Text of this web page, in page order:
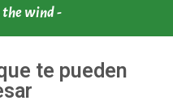
the wind -
te pueden